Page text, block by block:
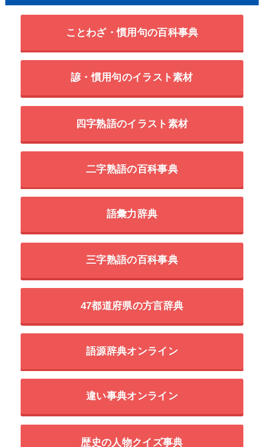
ことわざ・慣用句の百科事典
諺・慣用句のイラスト素材
四字熟語のイラスト素材
二字熟語の百科事典
語彙力辞典
三字熟語の百科事典
47都道府県の方言辞典
語源辞典オンライン
違い事典オンライン
歴史の人物クイズ事典